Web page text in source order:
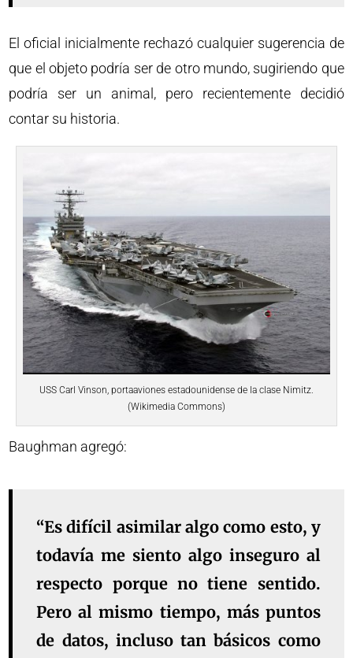
El oficial inicialmente rechazó cualquier sugerencia de
que el objeto podría ser de otro mundo, sugiriendo que
podría ser un animal, pero recientemente decidió
contar su historia.
USS Carl Vinson, portaaviones estadounidense de la clase Nimitz.
(Wikimedia Commons)
Baughman agregó:
“Es difícil asimilar algo como esto, y
todavía me siento algo inseguro al
respecto porque no tiene sentido.
Pero al mismo tiempo, más puntos
de datos, incluso tan básicos como